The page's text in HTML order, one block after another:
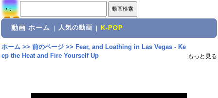
動画 ホーム 人気の動画 K-POP
ホーム>> 前のページ>> Fear, and Loathing in Las Vegas - Ke
ep the Heat and Fire Yourself Up
もっと見る